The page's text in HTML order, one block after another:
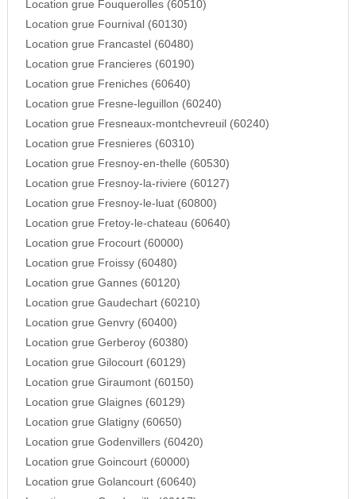
Location grue Fouquerolles (60510)
Location grue Fournival (60130)
Location grue Francastel (60480)
Location grue Francieres (60190)
Location grue Freniches (60640)
Location grue Fresne-leguillon (60240)
Location grue Fresneaux-montchevreuil (60240)
Location grue Fresnieres (60310)
Location grue Fresnoy-en-thelle (60530)
Location grue Fresnoy-la-riviere (60127)
Location grue Fresnoy-le-luat (60800)
Location grue Fretoy-le-chateau (60640)
Location grue Frocourt (60000)
Location grue Froissy (60480)
Location grue Gannes (60120)
Location grue Gaudechart (60210)
Location grue Genvry (60400)
Location grue Gerberoy (60380)
Location grue Gilocourt (60129)
Location grue Giraumont (60150)
Location grue Glaignes (60129)
Location grue Glatigny (60650)
Location grue Godenvillers (60420)
Location grue Goincourt (60000)
Location grue Golancourt (60640)